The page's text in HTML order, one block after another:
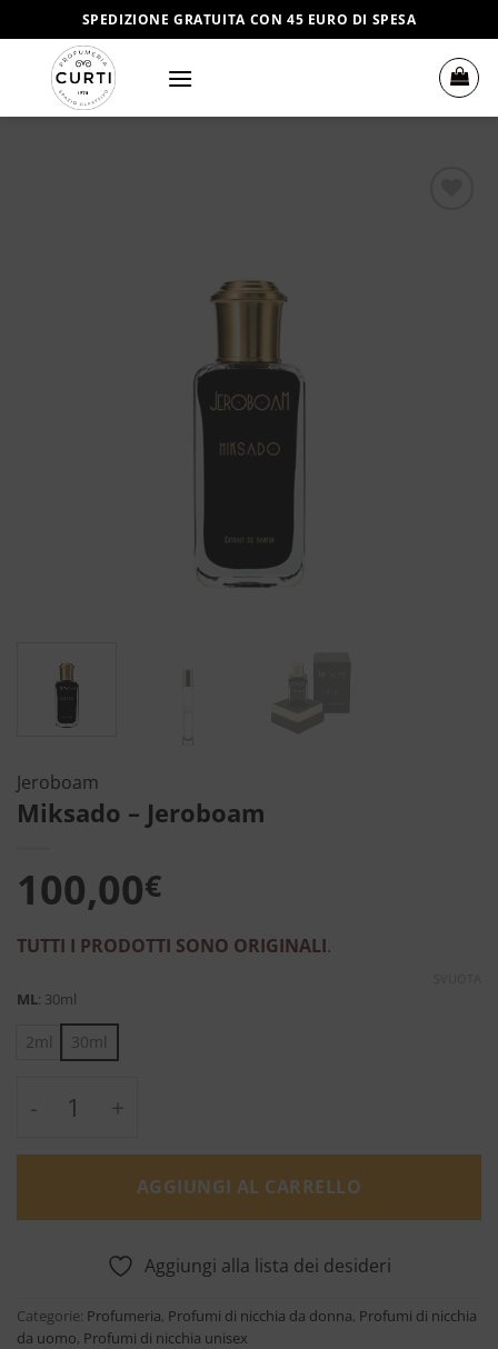
ai
contenuti
SPEDIZIONE GRATUITA CON 45 EURO DI SPESA
Jeroboam
Miksado – Jeroboam
100,00€
TUTTI I PRODOTTI SONO ORIGINALI.
ML: 30ml
2ml 30ml
Miksado - Jeroboam quantità
AGGIUNGI AL CARRELLO
Aggiungi alla lista dei desideri
Categorie: Profumeria, Profumi di nicchia da donna, Profumi di nicchia
da uomo, Profumi di nicchia unisex